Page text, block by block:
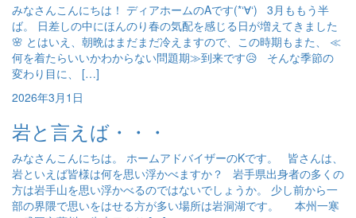
みなさんこんにちは！ ディアホームのAです(*‘∀‘) 3月ももう半
ば。 日差しの中にほんのり春の気配を感じる日が増えてきました
🌸 とはいえ、朝晩はまだまだ冷えますので、この時期もまた、 ≪
何を着たらいいかわからない問題期≫到来です😥 そんな季節の
変わり目に、 […]
2026年3月1日
岩と言えば・・・
みなさんこんにちは。 ホームアドバイザーのKです。 皆さんは、
岩といえば皆様は何を思い浮かべますか？ 岩手県出身者の多くの
方は岩手山を思い浮かべるのではないでしょうか。 少し前から一
部の界隈で思いをはせる方が多い場所は岩洞湖です。 本州一寒